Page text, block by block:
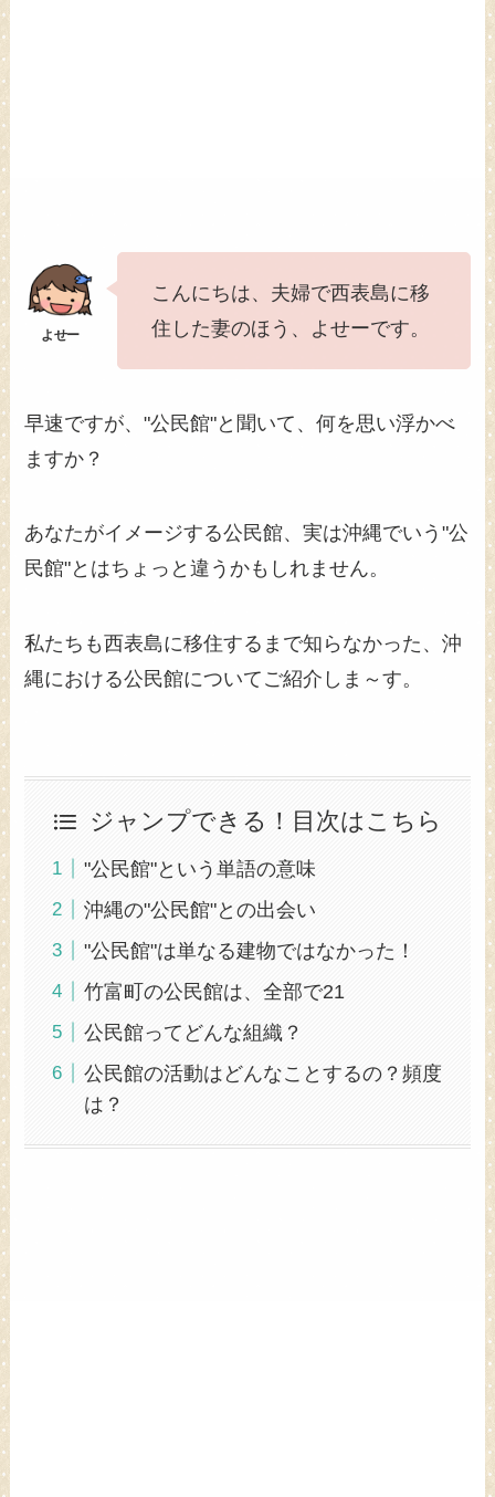
こんにちは、夫婦で西表島に移
住した妻のほう、よせーです。
早速ですが、"公民館"と聞いて、何を思い浮かべ
ますか？
あなたがイメージする公民館、実は沖縄でいう"公
民館"とはちょっと違うかもしれません。
私たちも西表島に移住するまで知らなかった、沖
縄における公民館についてご紹介しま～す。
ジャンプできる！目次はこちら
"公民館"という単語の意味
沖縄の"公民館"との出会い
"公民館"は単なる建物ではなかった！
竹富町の公民館は、全部で21
公民館ってどんな組織？
公民館の活動はどんなことするの？頻度
は？